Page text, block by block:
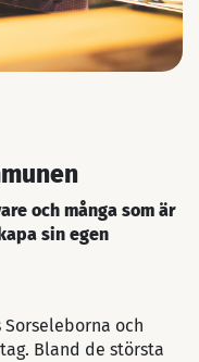
och många som är
sin egen
och
Bland de största